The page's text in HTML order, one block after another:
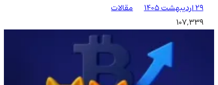
۲۹ اردیبهشت ۱۴۰۵
مقالات
107,339